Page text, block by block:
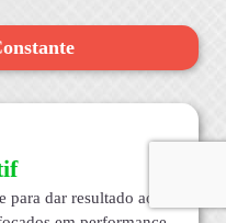
dar resultado aos